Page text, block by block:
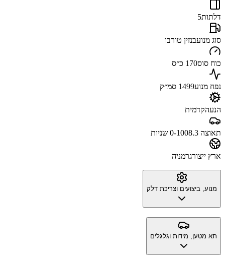
דלתות5
סוג מנועבנזין טורבו
כוח סוס170 כ״ס
נפח מנוע1499 סמ״ק
הנעהקדמית
תאוצה 0-100 8.3 שניות
ארץ ייצורגרמניה
מנוע, ביצועים וצריכת דלק
תא מטען, מידות וגלגלים